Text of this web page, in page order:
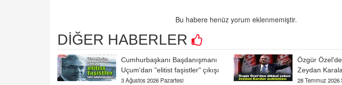
Bu habere henüz yorum eklenmemiştir.
DİĞER HABERLER
Cumhurbaşkanı Başdanışmanı
Uçum'dan "elitist faşistler" çıkışı
3 Ağustos 2026 Pazartesi
Özgür
Zeydan
28 Temmuz 2026